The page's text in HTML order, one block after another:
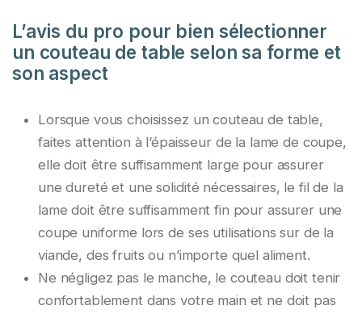
L’avis du pro pour bien sélectionner
un couteau de table selon sa forme et
son aspect
Lorsque vous choisissez un couteau de table,
faites attention à l’épaisseur de la lame de coupe,
elle doit être suffisamment large pour assurer
une dureté et une solidité nécessaires, le fil de la
lame doit être suffisamment fin pour assurer une
coupe uniforme lors de ses utilisations sur de la
viande, des fruits ou n’importe quel aliment.
Ne négligez pas le manche, le couteau doit tenir
confortablement dans votre main et ne doit pas